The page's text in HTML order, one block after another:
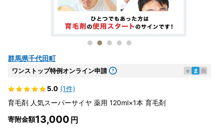
群馬県千代田町
ワンストップ特例オンライン申請 e ま 自
5.0 (1件)
育毛剤 人気スーパーサイヤ 薬用 120ml×1本 育毛剤
寄附金額13,000